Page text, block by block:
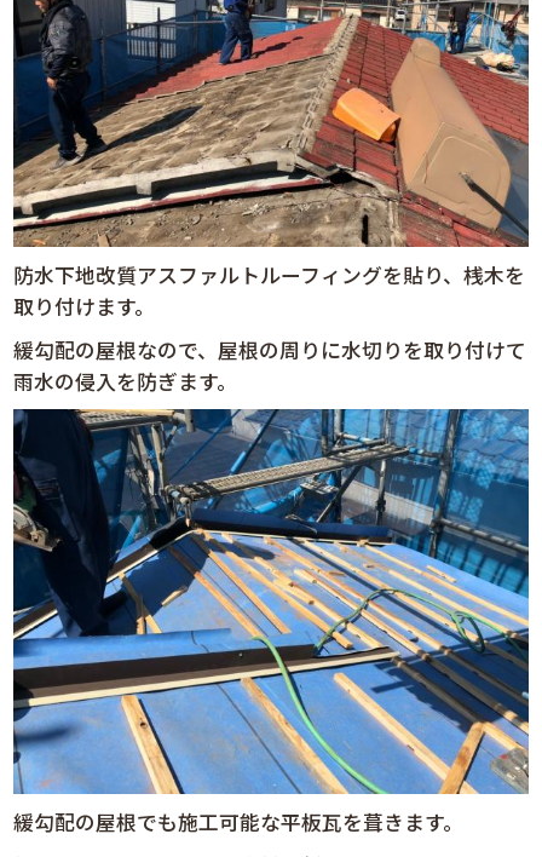
防水下地改質アスファルトルーフィングを貼り、桟木を
取り付けます。
緩勾配の屋根なので、屋根の周りに水切りを取り付けて
雨水の侵入を防ぎます。
緩勾配の屋根でも施工可能な平板瓦を葺きます。